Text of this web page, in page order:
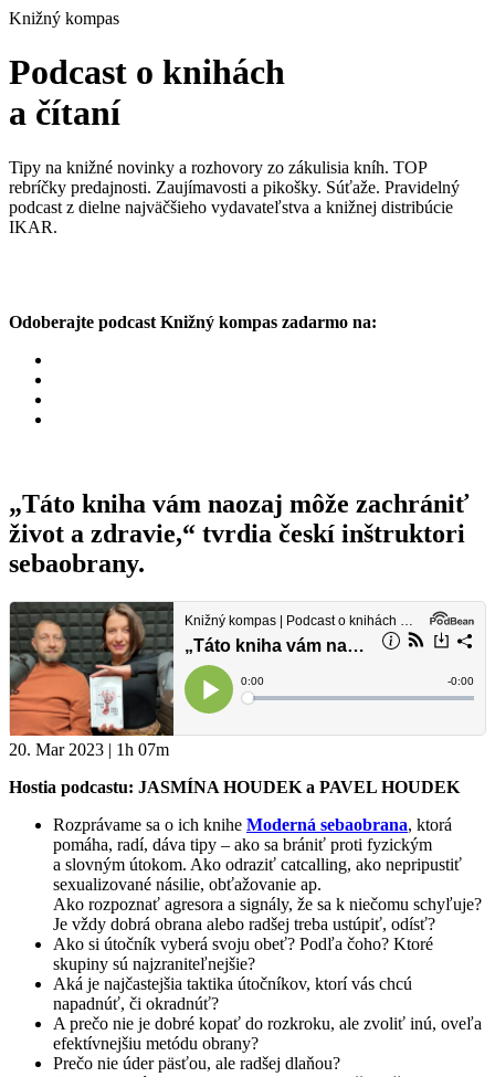
Knižný kompas
Podcast o knihách
a čítaní
Tipy na knižné novinky a rozhovory zo zákulisia kníh. TOP
rebríčky predajnosti. Zaujímavosti a pikošky. Súťaže. Pravidelný
podcast z dielne najväčšieho vydavateľstva a knižnej distribúcie
IKAR.
Odoberajte podcast Knižný kompas zadarmo na:
„Táto kniha vám naozaj môže zachrániť
život a zdravie,“ tvrdia českí inštruktori
sebaobrany.
20. Mar 2023 | 1h 07m
Hostia podcastu: JASMÍNA HOUDEK a PAVEL HOUDEK
Rozprávame sa o ich knihe Moderná sebaobrana, ktorá
pomáha, radí, dáva tipy – ako sa brániť proti fyzickým
a slovným útokom. Ako odraziť catcalling, ako nepripustiť
sexualizované násilie, obťažovanie ap.
Ako rozpoznať agresora a signály, že sa k niečomu schyľuje?
Je vždy dobrá obrana alebo radšej treba ustúpiť, odísť?
Ako si útočník vyberá svoju obeť? Podľa čoho? Ktoré
skupiny sú najzraniteľnejšie?
Aká je najčastejšia taktika útočníkov, ktorí vás chcú
napadnúť, či okradnúť?
A prečo nie je dobré kopať do rozkroku, ale zvoliť inú, oveľa
efektívnejšiu metódu obrany?
Prečo nie úder päsťou, ale radšej dlaňou?